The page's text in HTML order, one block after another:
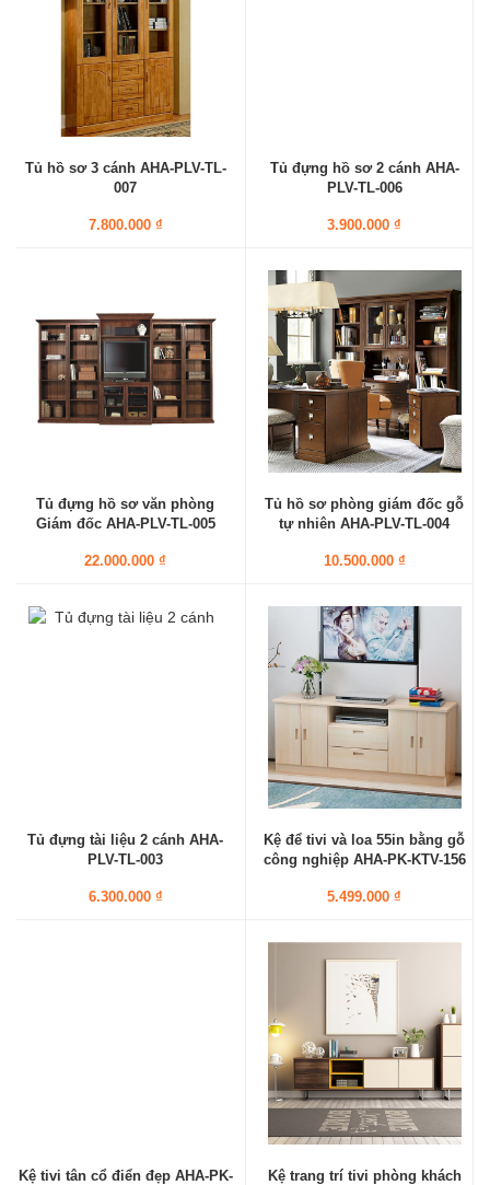
Tủ hồ sơ 3 cánh AHA-PLV-TL-
007
7.800.000 ₫
Tủ đựng hồ sơ 2 cánh AHA-
PLV-TL-006
3.900.000 ₫
Tủ đựng hồ sơ văn phòng
Giám đốc AHA-PLV-TL-005
22.000.000 ₫
Tủ hồ sơ phòng giám đốc gỗ
tự nhiên AHA-PLV-TL-004
10.500.000 ₫
Tủ đựng tài liệu 2 cánh AHA-
PLV-TL-003
6.300.000 ₫
Kệ để tivi và loa 55in bằng gỗ
công nghiệp AHA-PK-KTV-156
5.499.000 ₫
Kệ tivi tân cổ điển đẹp AHA-PK-
Kệ trang trí tivi phòng khách